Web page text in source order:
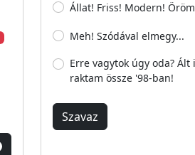
Állat! Friss! Modern!
Meh! Szódával elmegy...
Erre vagytok úgy oda?
raktam össze '98-ban!
Szavaz